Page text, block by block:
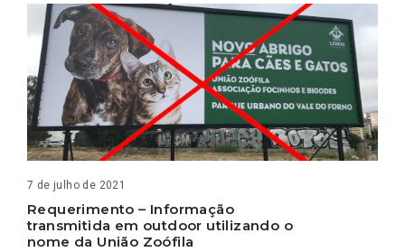
7 de julho de 2021
Requerimento – Informação
transmitida em outdoor utilizando o
nome da União Zoófila